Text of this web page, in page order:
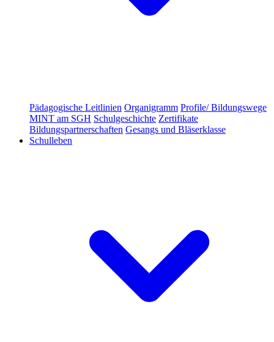
Pädagogische Leitlinien Organigramm Profile/ Bildungswege
MINT am SGH Schulgeschichte Zertifikate
Bildungspartnerschaften Gesangs und Bläserklasse
Schulleben